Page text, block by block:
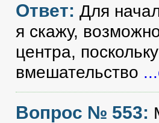
Ответ: Для
я скажу,
центра,
вмешательство
Вопрос № 553: